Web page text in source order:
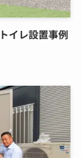
イレ設置事例